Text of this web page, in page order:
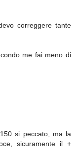
correggere tante
me fai meno di
si peccato, ma la
sicuramente il +